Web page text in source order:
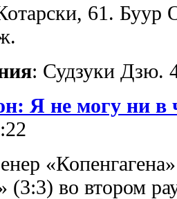
61.
: Судзуки Дзю.
Я не могу ни в
(3:3) во втором